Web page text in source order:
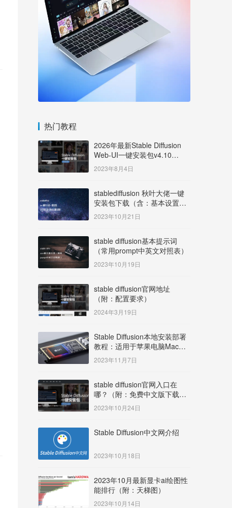
热门教程
2026年最新Stable Diffusion
Web-UI一键安装包v4.10
Windows版【支持50系显卡】
2023年8月4日
stablediffusion 秋叶大佬一键
安装包下载（含：基本设置说
明）
2023年10月21日
stable diffusion基本提示词
（常用prompt中英文对照表）
2023年10月19日
stable diffusion官网地址
（附：配置要求）
2024年3月19日
Stable Diffusion本地安装部署
教程：适用于苹果电脑Mac
OS系统M系列芯片：
MacBook/iMac等
2023年11月7日
stable diffusion官网入口在
哪？（附：免费中文版下载安
装教程）
2023年10月24日
Stable Diffusion中文网介绍
2023年10月18日
2023年10月最新显卡ai绘图性
能排行（附：天梯图）
2023年10月14日